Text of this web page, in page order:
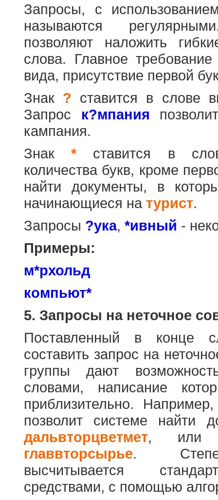
Запросы, с
называются
позволяют наложить
слова. Главное
вида, присутствие первой
Знак ? ставится в слове
Запрос к?мпания
кампания.
Знак* ставится в
количества букв, кроме
найти документы, в
начинающиеся на турист.
Запросы ?ука, *ивный -
Примеры:
м*рхольд
компьют*
5. Запросы на неточное
Поставленный в конце
составить запрос на
группы дают
словами, написание
приблизительно.
позволит системе найти
дальвторцветмет,
главвторсырье.
высчитывается
средствами, с помощью